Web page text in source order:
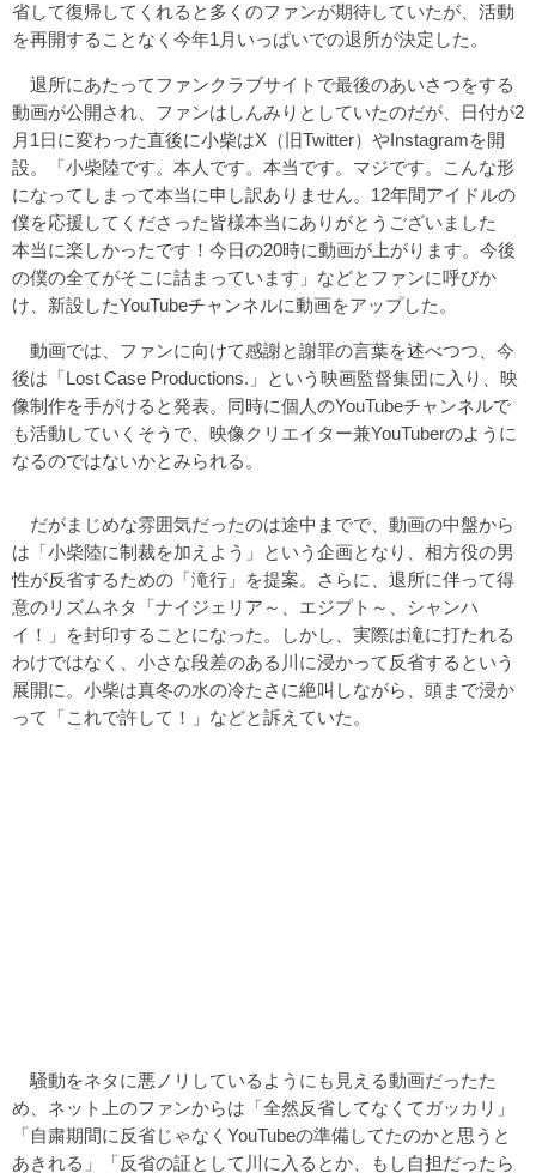
省して復帰してくれると多くのファンが期待していたが、活動
を再開することなく今年1月いっぱいでの退所が決定した。
退所にあたってファンクラブサイトで最後のあいさつをする
動画が公開され、ファンはしんみりとしていたのだが、日付が2
月1日に変わった直後に小柴はX（旧Twitter）やInstagramを開
設。「小柴陸です。本人です。本当です。マジです。こんな形
になってしまって本当に申し訳ありません。12年間アイドルの
僕を応援してくださった皆様本当にありがとうございました
本当に楽しかったです！今日の20時に動画が上がります。今後
の僕の全てがそこに詰まっています」などとファンに呼びか
け、新設したYouTubeチャンネルに動画をアップした。
動画では、ファンに向けて感謝と謝罪の言葉を述べつつ、今
後は「Lost Case Productions.」という映画監督集団に入り、映
像制作を手がけると発表。同時に個人のYouTubeチャンネルで
も活動していくそうで、映像クリエイター兼YouTuberのように
なるのではないかとみられる。
だがまじめな雰囲気だったのは途中までで、動画の中盤から
は「小柴陸に制裁を加えよう」という企画となり、相方役の男
性が反省するための「滝行」を提案。さらに、退所に伴って得
意のリズムネタ「ナイジェリア～、エジプト～、シャンハ
イ！」を封印することになった。しかし、実際は滝に打たれる
わけではなく、小さな段差のある川に浸かって反省するという
展開に。小柴は真冬の水の冷たさに絶叫しながら、頭まで浸か
って「これで許して！」などと訴えていた。
騒動をネタに悪ノリしているようにも見える動画だったた
め、ネット上のファンからは「全然反省してなくてガッカリ」
「自粛期間に反省じゃなくYouTubeの準備してたのかと思うと
あきれる」「反省の証として川に入るとか、もし自担だったら